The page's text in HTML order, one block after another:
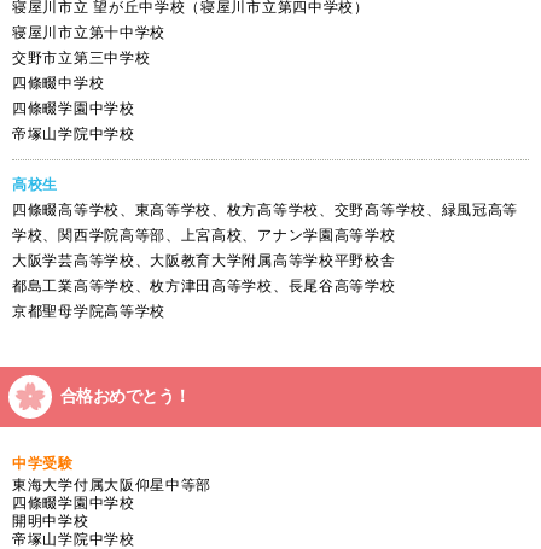
寝屋川市立 望が丘中学校（寝屋川市立第四中学校）
寝屋川市立第十中学校
交野市立第三中学校
四條畷中学校
四條畷学園中学校
帝塚山学院中学校
高校生
四條畷高等学校、東高等学校、枚方高等学校、交野高等学校、緑風冠高等
学校、関西学院高等部、上宮高校、アナン学園高等学校
大阪学芸高等学校、大阪教育大学附属高等学校平野校舎
都島工業高等学校、枚方津田高等学校、長尾谷高等学校
京都聖母学院高等学校
合格おめでとう！
中学受験
東海大学付属大阪仰星中等部
四條畷学園中学校
開明中学校
帝塚山学院中学校